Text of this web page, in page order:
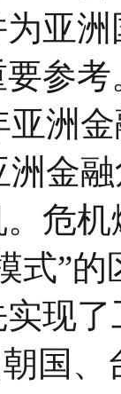
亚
参考
洲
金
危
式”
现
国